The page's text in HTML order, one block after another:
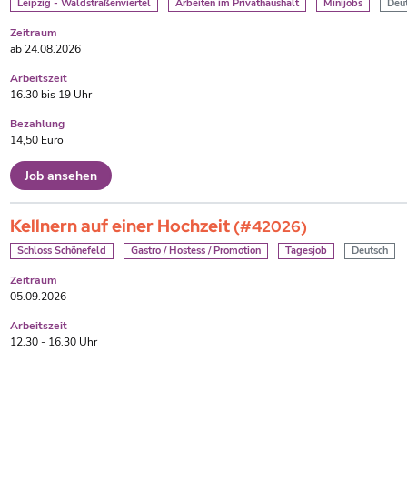
Leipzig - Waldstraßenviertel Arbeiten im Privathaushalt Minijobs
Zeitraum
ab 24.08.2026
Arbeitszeit
16.30 bis 19 Uhr
Bezahlung
14,50 Euro
Job ansehen
Kellnern auf einer Hochzeit (#42026)
Schloss Schönefeld Gastro / Hostess / Promotion Tagesjob Deutsch
Zeitraum
05.09.2026
Arbeitszeit
12.30 - 16.30 Uhr